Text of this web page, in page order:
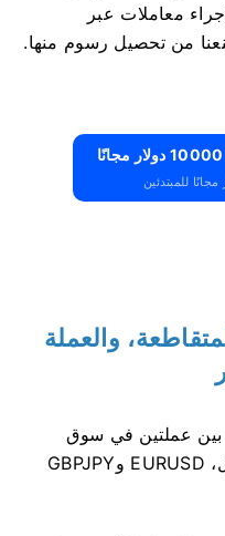
معاملات عبر
من تحصيل رسوم منها.
والعملة
بين عملتين في سوق
الصرف الأجنبي. على سبيل المثال، EURUSD وGBPJPY